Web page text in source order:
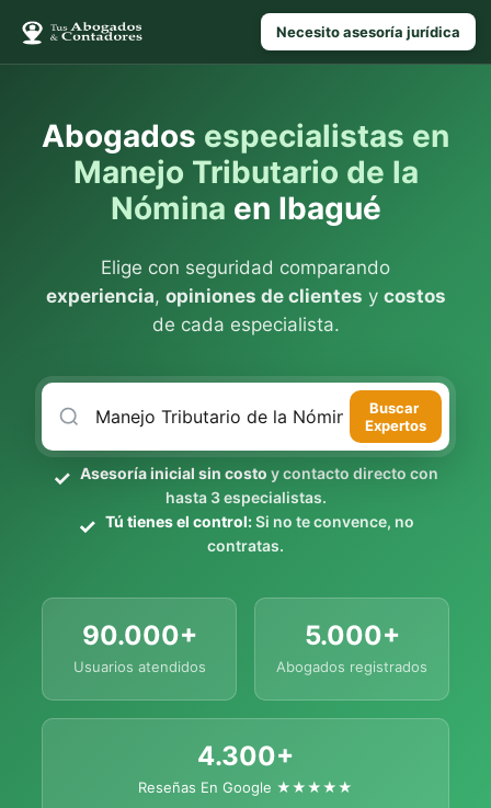
Necesito asesoría jurídica
Abogados especialistas en
Manejo Tributario de la
Nómina en Ibagué
Elige con seguridad comparando
experiencia, opiniones de clientes y costos
de cada especialista.
Buscar
Expertos
Asesoría inicial sin costo y contacto directo con
hasta 3 especialistas.
Tú tienes el control:Si no te convence, no
contratas.
90.000+
Usuarios atendidos
5.000+
Abogados registrados
4.300+
Reseñas En Google ★★★★★